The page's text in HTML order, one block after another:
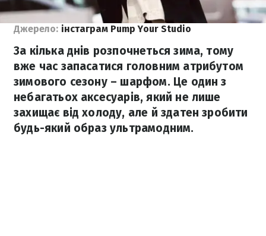
Джерело: інстаграм Pump Your Studio
За кілька днів розпочнеться зима, тому
вже час запасатися головним атрибутом
зимового сезону – шарфом. Це один з
небагатьох аксесуарів, який не лише
захищає від холоду, але й здатен зробити
будь-який образ ультрамодним.